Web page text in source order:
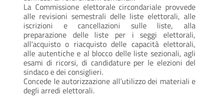
La Commissione elettorale circondariale provvede
alle revisioni semestrali delle liste elettorali, alle
iscrizioni e cancellazioni sulle liste, alla
preparazione delle liste per i seggi elettorali,
all'acquisto o riacquisto delle capacità elettorali,
alle autentiche e al blocco delle liste sezionali, agli
esami di ricorsi, di candidature per le elezioni del
sindaco e dei consiglieri.
Concede le autorizzazione all’utilizzo dei materiali e
degli arredi elettorali.